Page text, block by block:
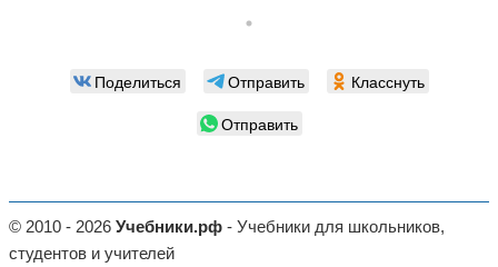
Поделиться Отправить
Класснуть
Отправить
© 2010 - 2026 Учебники.рф - Учебники для школьников,
студентов и учителей